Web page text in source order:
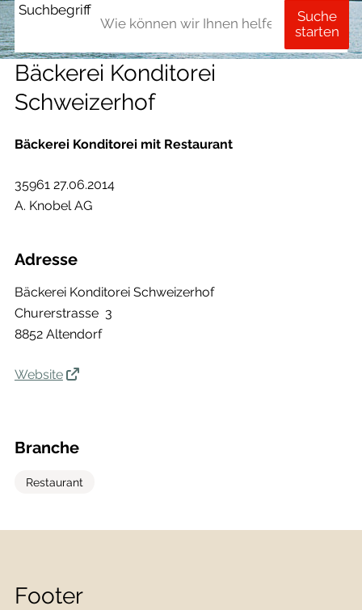
Suchbegriff
Suche
starten
Bäckerei Konditorei
Schweizerhof
Bäckerei Konditorei mit Restaurant
35961 27.06.2014
A. Knobel AG
Adresse
Bäckerei Konditorei Schweizerhof
Churerstrasse 3
8852 Altendorf
Website
Branche
Restaurant
Footer